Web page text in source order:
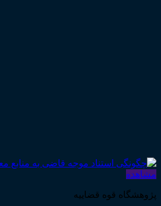
مشاهده
پژوهشگاه قوه قضاییه